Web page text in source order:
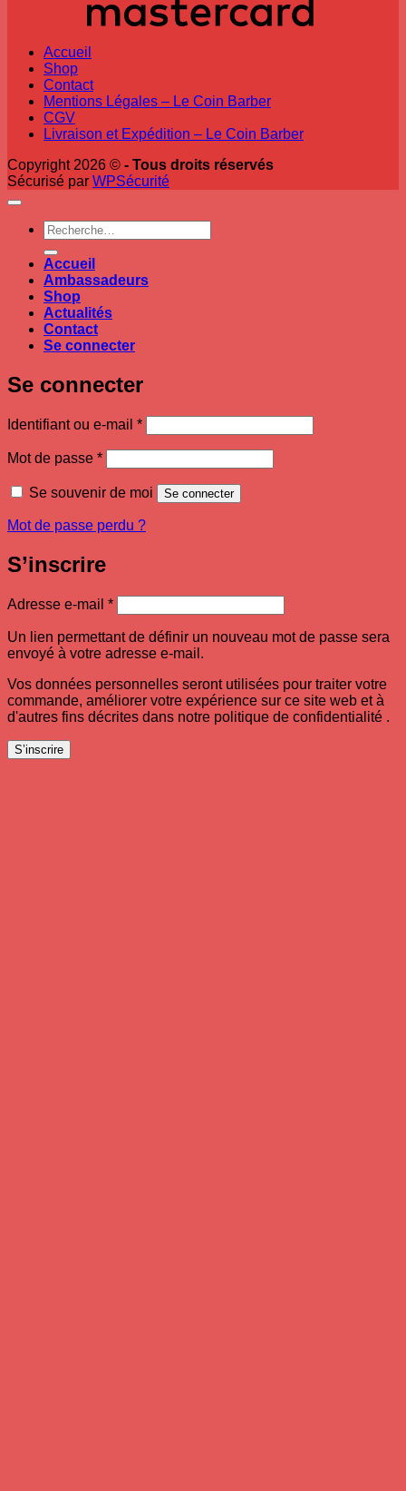
Accueil
Shop
Contact
Mentions Légales – Le Coin Barber
CGV
Livraison et Expédition – Le Coin Barber
Copyright 2026 © - Tous droits réservés
Sécurisé par WPSécurité
Recherche
pour :
Accueil
Ambassadeurs
Shop
Actualités
Contact
Se connecter
Se connecter
Identifiant ou e-mail *Obligatoire
Mot de passe *Obligatoire
Se souvenir de moi Se connecter
Mot de passe perdu ?
S’inscrire
Adresse e-mail *Obligatoire
Un lien permettant de définir un nouveau mot de passe sera
envoyé à votre adresse e-mail.
Vos données personnelles seront utilisées pour traiter votre
commande, améliorer votre expérience sur ce site web et à
d'autres fins décrites dans notre politique de confidentialité .
S’inscrire